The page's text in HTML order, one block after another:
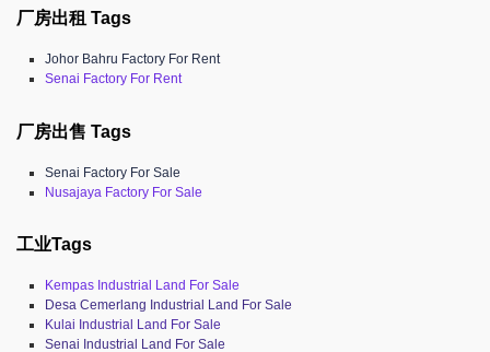
厂房出租 Tags
Johor Bahru Factory For Rent
Senai Factory For Rent
厂房出售 Tags
Senai Factory For Sale
Nusajaya Factory For Sale
工业Tags
Kempas Industrial Land For Sale
Desa Cemerlang Industrial Land For Sale
Kulai Industrial Land For Sale
Senai Industrial Land For Sale